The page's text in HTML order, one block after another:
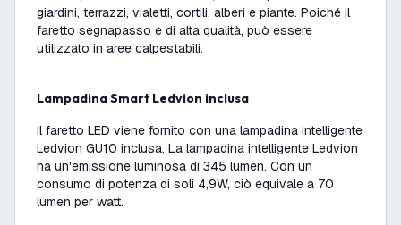
giardini, terrazzi, vialetti, cortili, alberi e piante. Poiché il
faretto segnapasso è di alta qualità, può essere
utilizzato in aree calpestabili.
Lampadina Smart Ledvion inclusa
Il faretto LED viene fornito con una lampadina intelligente
Ledvion GU10 inclusa. La lampadina intelligente Ledvion
ha un'emissione luminosa di 345 lumen. Con un
consumo di potenza di soli 4,9W, ciò equivale a 70
lumen per watt.